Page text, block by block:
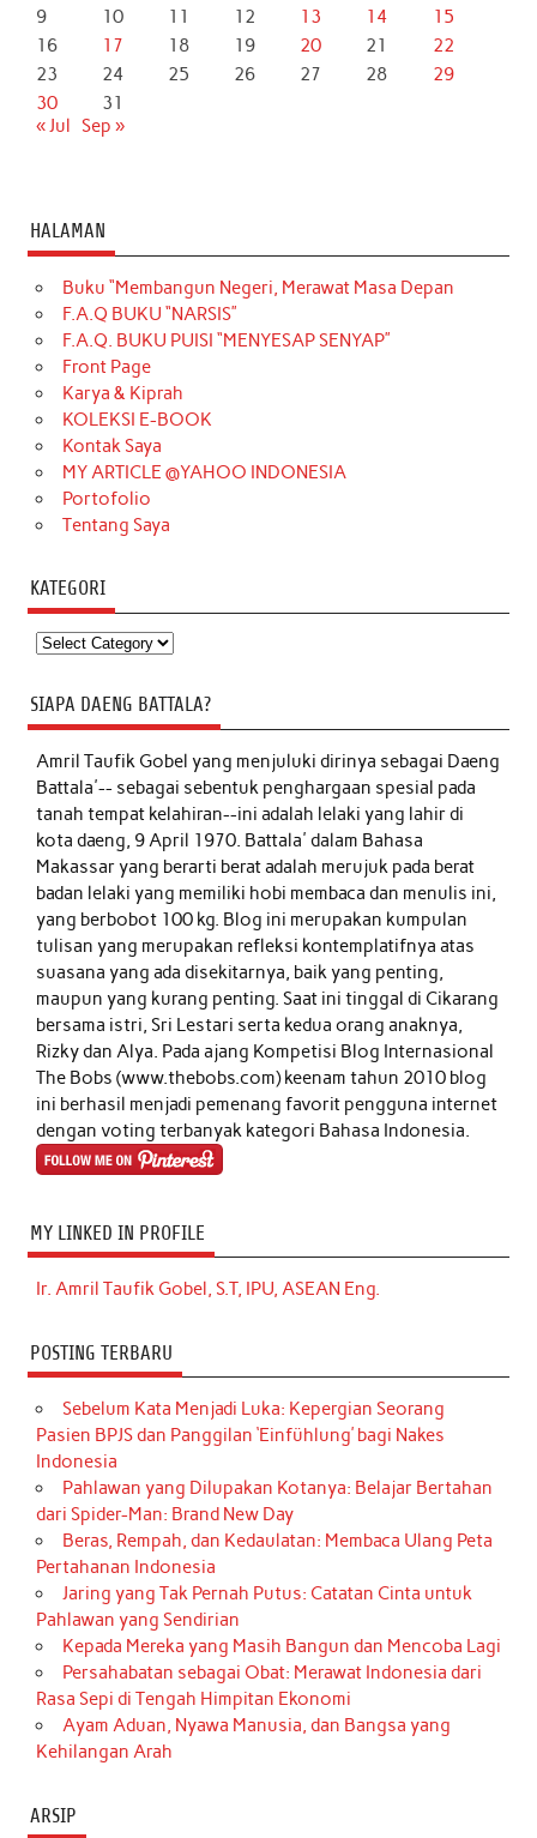
9
10 11 12 13 14
15
16
17 18 19 20 21
22
23
24 25 26 27 28
29
30
31
« Jul Sep »
HALAMAN
Buku “Membangun Negeri, Merawat Masa Depan
F.A.Q BUKU “NARSIS”
F.A.Q. BUKU PUISI “MENYESAP SENYAP”
Front Page
Karya & Kiprah
KOLEKSI E-BOOK
Kontak Saya
MY ARTICLE @YAHOO INDONESIA
Portofolio
Tentang Saya
KATEGORI
Kategori
SIAPA DAENG BATTALA?
Amril Taufik Gobelyang menjuluki dirinya sebagai Daeng
Battala'-- sebagai sebentuk penghargaan spesial pada
tanah tempat kelahiran--ini adalah lelaki yang lahir di
kota daeng, 9 April 1970. Battala' dalam Bahasa
Makassar yang berarti berat adalah merujuk pada berat
badan lelaki yang memiliki hobi membaca dan menulis ini,
yang berbobot 100 kg. Blog ini merupakan kumpulan
tulisan yang merupakan refleksi kontemplatifnya atas
suasana yang ada disekitarnya, baik yang penting,
maupun yang kurang penting. Saat ini tinggal di Cikarang
bersama istri, Sri Lestari serta kedua orang anaknya,
Rizky dan Alya. Pada ajang Kompetisi Blog Internasional
The Bobs (www.thebobs.com) keenam tahun 2010 blog
ini berhasil menjadi pemenang favorit pengguna internet
dengan voting terbanyak kategori Bahasa Indonesia.
MY LINKED IN PROFILE
Ir. Amril Taufik Gobel, S.T, IPU, ASEAN Eng.
POSTING TERBARU
Sebelum Kata Menjadi Luka: Kepergian Seorang
Pasien BPJS dan Panggilan ‘Einfühlung’ bagi Nakes
Indonesia
Pahlawan yang Dilupakan Kotanya: Belajar Bertahan
dari Spider-Man: Brand New Day
Beras, Rempah, dan Kedaulatan: Membaca Ulang Peta
Pertahanan Indonesia
Jaring yang Tak Pernah Putus: Catatan Cinta untuk
Pahlawan yang Sendirian
Kepada Mereka yang Masih Bangun dan Mencoba Lagi
Persahabatan sebagai Obat: Merawat Indonesia dari
Rasa Sepi di Tengah Himpitan Ekonomi
Ayam Aduan, Nyawa Manusia, dan Bangsa yang
Kehilangan Arah
ARSIP